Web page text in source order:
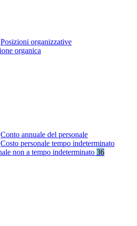
Posizioni organizzative
organica
Conto annuale del personale
Costo personale tempo indeterminato
non a tempo indeterminato 36